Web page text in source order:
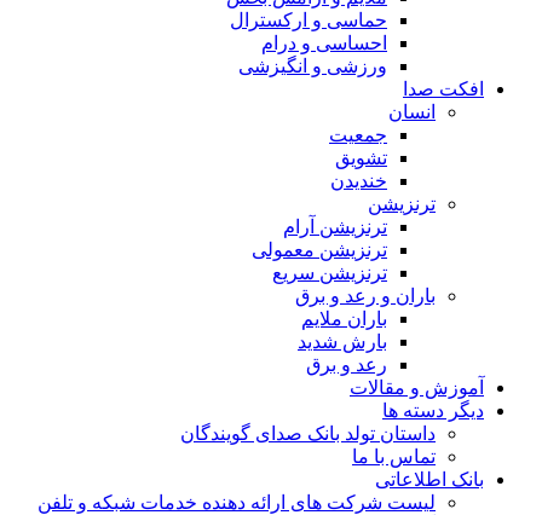
حماسی و ارکسترال
احساسی و درام
ورزشی و انگیزشی
صدا
ترنزیشن آرام
ترنزیشن معمولی
ترنزیشن سریع
باران و رعد و برق
باران ملایم
بارش شدید
رعد و برق
و مقالات
ها
داستان تولد بانک صدای گویندگان
تماس با ما
لیست شرکت های ارائه دهنده خدمات شبکه و تلفن